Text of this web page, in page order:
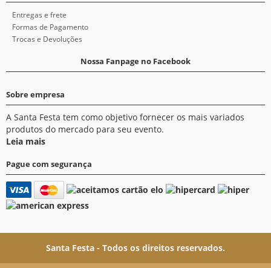
Entregas e frete
Formas de Pagamento
Trocas e Devoluções
Nossa Fanpage no Facebook
Sobre empresa
A Santa Festa tem como objetivo fornecer os mais variados
produtos do mercado para seu evento.
Leia mais
Pague com segurança
Santa Festa - Todos os direitos reservados.